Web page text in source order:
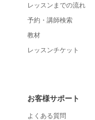
レッスンまでの流れ
予約・講師検索
教材
レッスンチケット
お客様サポート
よくある質問